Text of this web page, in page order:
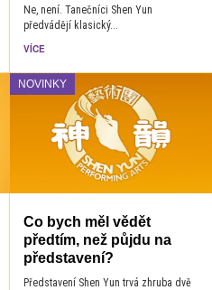
Ne, není. Tanečníci Shen Yun
předvádějí klasický...
VÍCE
NOVINKY
Co bych měl vědět
předtím, než půjdu na
představení?
Představení Shen Yun trvá zhruba dvě